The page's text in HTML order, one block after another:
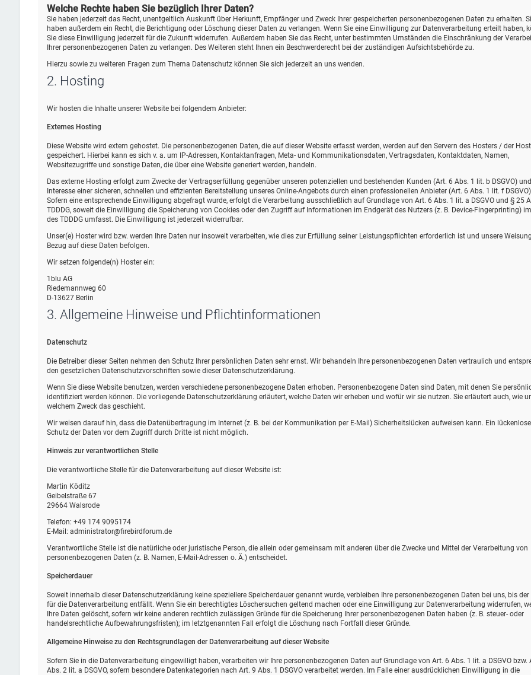
Welche Rechte haben Sie bezüglich Ihrer Daten?
Sie haben jederzeit das Recht, unentgeltlich Auskunft über Herkunft, Empfänger und Zweck Ihrer gespeicherten personenbezogenen Daten zu erhalten.
haben außerdem ein Recht, die Berichtigung oder Löschung dieser Daten zu verlangen. Wenn Sie eine Einwilligung zur Datenverarbeitung erteilt haben,
Sie diese Einwilligung jederzeit für die Zukunft widerrufen. Außerdem haben Sie das Recht, unter bestimmten Umständen die Einschränkung der
Ihrer personenbezogenen Daten zu verlangen. Des Weiteren steht Ihnen ein Beschwerderecht bei der zuständigen Aufsichtsbehörde zu.
Hierzu sowie zu weiteren Fragen zum Thema Datenschutz können Sie sich jederzeit an uns wenden.
2. Hosting
Wir hosten die Inhalte unserer Website bei folgendem Anbieter:
Externes Hosting
Diese Website wird extern gehostet. Die personenbezogenen Daten, die auf dieser Website erfasst werden, werden auf den Servern des Hosters / der
gespeichert. Hierbei kann es sich v. a. um IP-Adressen, Kontaktanfragen, Meta- und Kommunikationsdaten, Vertragsdaten, Kontaktdaten, Namen,
Websitezugriffe und sonstige Daten, die über eine Website generiert werden, handeln.
Das externe Hosting erfolgt zum Zwecke der Vertragserfüllung gegenüber unseren potenziellen und bestehenden Kunden (Art. 6 Abs. 1 lit. b DSGVO)
Interesse einer sicheren, schnellen und effizienten Bereitstellung unseres Online-Angebots durch einen professionellen Anbieter (Art. 6 Abs. 1 lit. f
Sofern eine entsprechende Einwilligung abgefragt wurde, erfolgt die Verarbeitung ausschließlich auf Grundlage von Art. 6 Abs. 1 lit. a DSGVO und § 25
TDDDG, soweit die Einwilligung die Speicherung von Cookies oder den Zugriff auf Informationen im Endgerät des Nutzers (z. B. Device-Fingerprinting)
des TDDDG umfasst. Die Einwilligung ist jederzeit widerrufbar.
Unser(e) Hoster wird bzw. werden Ihre Daten nur insoweit verarbeiten, wie dies zur Erfüllung seiner Leistungspflichten erforderlich ist und unsere
Bezug auf diese Daten befolgen.
Wir setzen folgende(n) Hoster ein:
1blu AG
Riedemannweg 60
D-13627 Berlin
3. Allgemeine Hinweise und Pflicht­informationen
Datenschutz
Die Betreiber dieser Seiten nehmen den Schutz Ihrer persönlichen Daten sehr ernst. Wir behandeln Ihre personenbezogenen Daten vertraulich und
den gesetzlichen Datenschutzvorschriften sowie dieser Datenschutzerklärung.
Wenn Sie diese Website benutzen, werden verschiedene personenbezogene Daten erhoben. Personenbezogene Daten sind Daten, mit denen Sie
identifiziert werden können. Die vorliegende Datenschutzerklärung erläutert, welche Daten wir erheben und wofür wir sie nutzen. Sie erläutert auch, wie
welchem Zweck das geschieht.
Wir weisen darauf hin, dass die Datenübertragung im Internet (z. B. bei der Kommunikation per E-Mail) Sicherheitslücken aufweisen kann. Ein
Schutz der Daten vor dem Zugriff durch Dritte ist nicht möglich.
Hinweis zur verantwortlichen Stelle
Die verantwortliche Stelle für die Datenverarbeitung auf dieser Website ist:
Martin Köditz
Geibelstraße 67
29664 Walsrode
Telefon: +49 174 9095174
E-Mail: administrator@firebirdforum.de
Verantwortliche Stelle ist die natürliche oder juristische Person, die allein oder gemeinsam mit anderen über die Zwecke und Mittel der Verarbeitung von
personenbezogenen Daten (z. B. Namen, E-Mail-Adressen o. Ä.) entscheidet.
Speicherdauer
Soweit innerhalb dieser Datenschutzerklärung keine speziellere Speicherdauer genannt wurde, verbleiben Ihre personenbezogenen Daten bei uns, bis der
für die Datenverarbeitung entfällt. Wenn Sie ein berechtigtes Löschersuchen geltend machen oder eine Einwilligung zur Datenverarbeitung widerrufen,
Ihre Daten gelöscht, sofern wir keine anderen rechtlich zulässigen Gründe für die Speicherung Ihrer personenbezogenen Daten haben (z. B. steuer- oder
handelsrechtliche Aufbewahrungsfristen); im letztgenannten Fall erfolgt die Löschung nach Fortfall dieser Gründe.
Allgemeine Hinweise zu den Rechtsgrundlagen der Datenverarbeitung auf dieser Website
Sofern Sie in die Datenverarbeitung eingewilligt haben, verarbeiten wir Ihre personenbezogenen Daten auf Grundlage von Art. 6 Abs. 1 lit. a DSGVO bzw.
Abs. 2 lit. a DSGVO, sofern besondere Datenkategorien nach Art. 9 Abs. 1 DSGVO verarbeitet werden. Im Falle einer ausdrücklichen Einwilligung in die